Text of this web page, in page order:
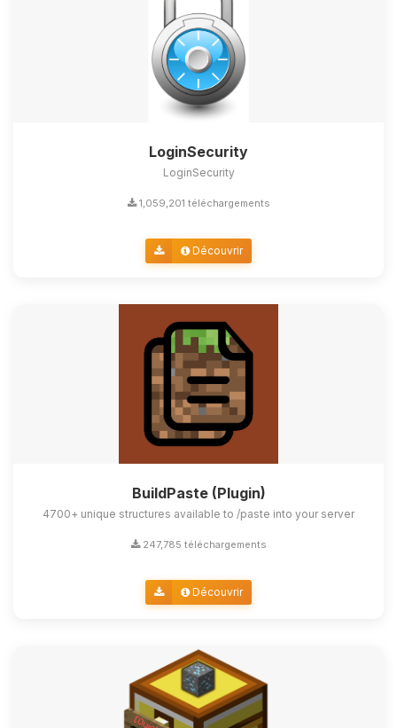
LoginSecurity
LoginSecurity
1,059,201 téléchargements
Découvrir
BuildPaste (Plugin)
4700+ unique structures available to /paste into your server
247,785 téléchargements
Découvrir